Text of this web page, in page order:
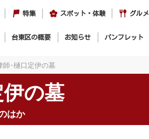
特集 スポット・体験 グルメ
台東区の概要 お知らせ パンフレット
師･樋口定伊の墓
の墓
はか